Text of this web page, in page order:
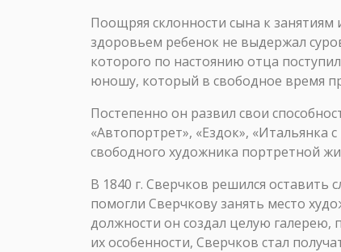
Поощряя склонности сына к занятиям
здоровьем ребенок не выдержал
которого по настоянию отца
юношу, который в свободное время
Постепенно он развил свои
«Автопортрет», «Ездок», «Итальянка
свободного художника портретной
В 1840 г. Сверчков решился
помогли Сверчкову занять место
должности он создал целую
их особенности, Сверчков стал